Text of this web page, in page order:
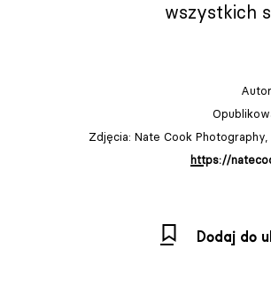
wszystkich
Zdjęcia: Nate Cook
https://
Dodaj do